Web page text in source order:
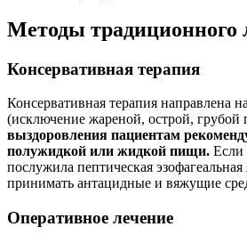
Методы традиционного
Консервативная терапия
Консервативная терапия направлена
(исключение жареной, острой,
выздоровления пациентам
полужидкой или жидкой пищи. Если
послужила пептическая эзофагеальная
принимать антацидные и вяжущие
Оперативное лечение